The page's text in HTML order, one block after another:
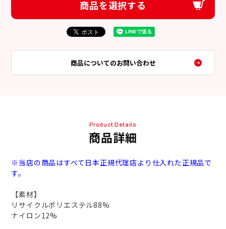
商品を選択する
商品についてのお問い合わせ
Product Details
商品詳細
※当店の商品はすべて日本正規代理店より仕入れた正規品で
す。
【素材】
リサイクルポリエステル88%
ナイロン12%